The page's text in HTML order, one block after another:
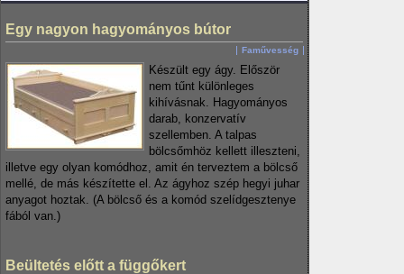
Egy nagyon hagyományos bútor
Faművesség
Készült egy ágy. Először
nem tűnt különleges
kihívásnak. Hagyományos
darab, konzervatív
szellemben. A talpas
bölcsőmhöz kellett illeszteni,
illetve egy olyan komódhoz, amit én terveztem a bölcső
mellé, de más készítette el. Az ágyhoz szép hegyi juhar
anyagot hoztak. (A bölcső és a komód szelídgesztenye
fából van.)
Beültetés előtt a függőkert